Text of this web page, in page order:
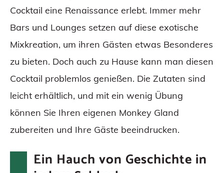
Cocktail eine Renaissance erlebt. Immer mehr
Bars und Lounges setzen auf diese exotische
Mixkreation, um ihren Gästen etwas Besonderes
zu bieten. Doch auch zu Hause kann man diesen
Cocktail problemlos genießen. Die Zutaten sind
leicht erhältlich, und mit ein wenig Übung
können Sie Ihren eigenen Monkey Gland
zubereiten und Ihre Gäste beeindrucken.
Ein Hauch von Geschichte in